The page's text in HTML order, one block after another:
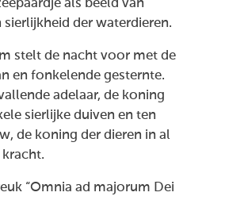
als beeld van
sierlijkheid der waterdieren.
stelt de nacht voor met de
en fonkelende gesternte.
adelaar, de koning
sierlijke duiven en ten
de koning der dieren in al
“Omnia ad majorum Dei